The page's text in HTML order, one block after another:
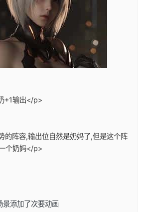
+1输出</p>
的阵容,输出位自然是奶妈了,但是这个阵
个奶妈</p>
景添加了次要动画